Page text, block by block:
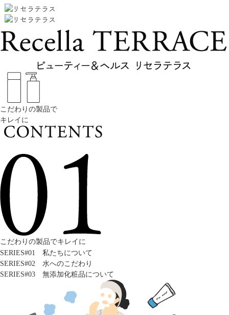
こだわりの製品で
キレイに
こだわりの製品でキレイに
SERIES#01 私たちについて
SERIES#02 水へのこだわり
SERIES#03 無添加化粧品について